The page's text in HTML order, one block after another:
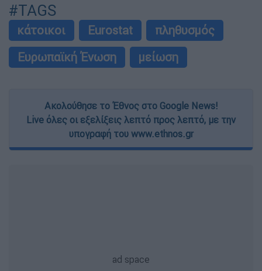
#TAGS
κάτοικοι Eurostat
πληθυσμός
Ευρωπαϊκή Ένωση
μείωση
Ακολούθησε το Έθνος στο Google News!
Live όλες οι εξελίξεις λεπτό προς λεπτό, με την
υπογραφή του www.ethnos.gr